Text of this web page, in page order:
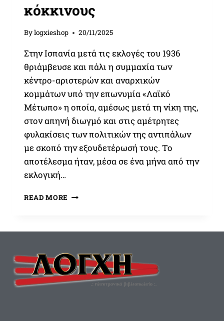
κόκκινους
Bylogxieshop 20/11/2025
Στην Ισπανία μετά τις εκλογές του 1936
θριάμβευσε και πάλι η συμμαχία των
κέντρο-αριστερών και αναρχικών
κομμάτων υπό την επωνυμία «Λαϊκό
Μέτωπο» η οποία, αμέσως μετά τη νίκη της,
στον απηνή διωγμό και στις αμέτρητες
φυλακίσεις των πολιτικών της αντιπάλων
με σκοπό την εξουδετέρωσή τους. Το
αποτέλεσμα ήταν, μέσα σε ένα μήνα από την
εκλογική…
READ MORE ΧΟΣΈ
ΙΔΡΥΤΉΣ
ΤΗΣ
ΙΣΠΑΝΙΚΉΣ